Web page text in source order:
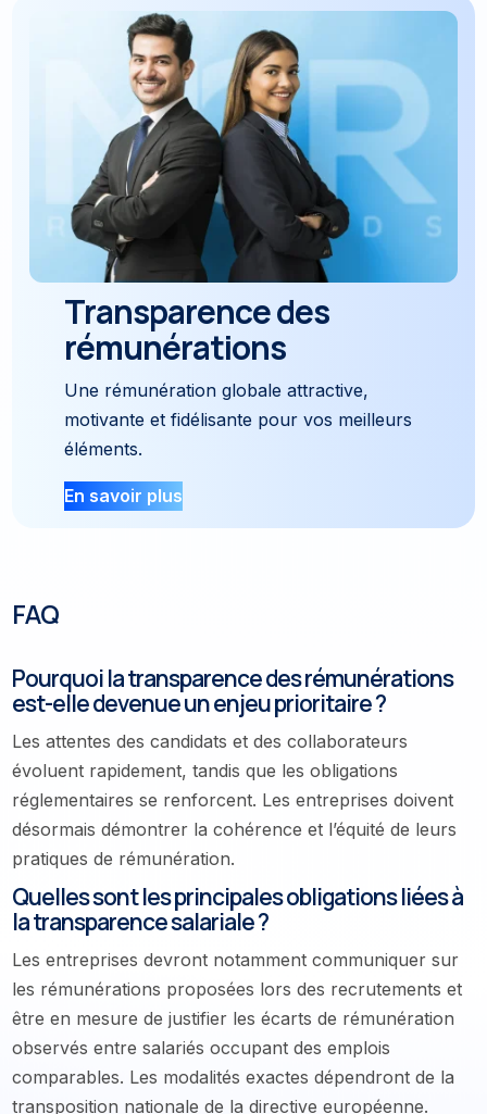
Transparence des
rémunérations
Une rémunération globale attractive,
motivante et fidélisante pour vos meilleurs
éléments.
En savoir plus
FAQ
Pourquoi la transparence des rémunérations
est-elle devenue un enjeu prioritaire ?
Les attentes des candidats et des collaborateurs
évoluent rapidement, tandis que les obligations
réglementaires se renforcent. Les entreprises doivent
désormais démontrer la cohérence et l’équité de leurs
pratiques de rémunération.
Quelles sont les principales obligations liées à
la transparence salariale ?
Les entreprises devront notamment communiquer sur
les rémunérations proposées lors des recrutements et
être en mesure de justifier les écarts de rémunération
observés entre salariés occupant des emplois
comparables. Les modalités exactes dépendront de la
transposition nationale de la directive européenne.